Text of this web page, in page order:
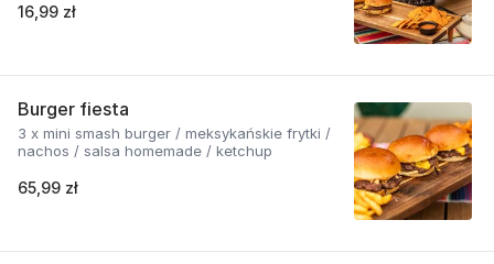
16,99 zł
Burger fiesta
3 x mini smash burger / meksykańskie frytki /
nachos / salsa homemade / ketchup
65,99 zł